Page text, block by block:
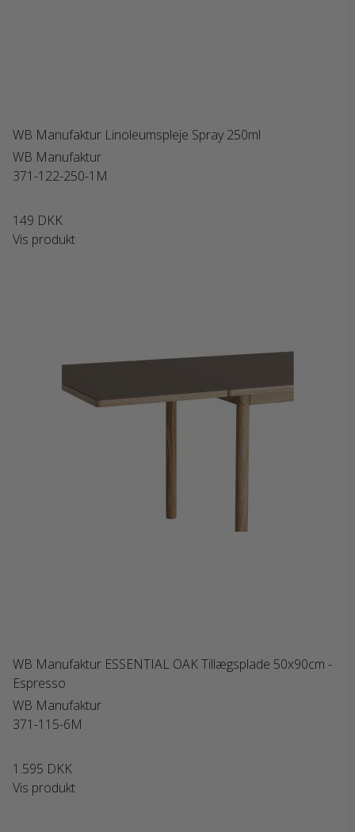
WB Manufaktur Linoleumspleje Spray 250ml
WB Manufaktur
371-122-250-1M
149 DKK
Vis produkt
WB Manufaktur ESSENTIAL OAK Tillægsplade 50x90cm -
Espresso
WB Manufaktur
371-115-6M
1.595 DKK
Vis produkt